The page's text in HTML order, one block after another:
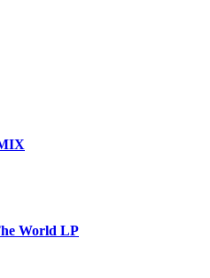
World LP